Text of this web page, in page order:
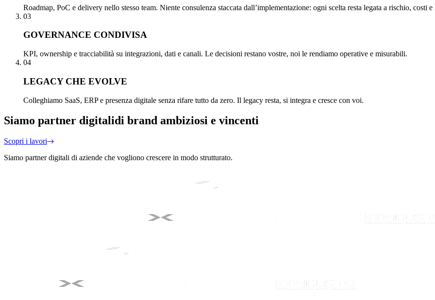
Roadmap, PoC e delivery nello stesso team. Niente consulenza staccata dall’implementazione: ogni scelta resta legata a rischio, costi
03
GOVERNANCE CONDIVISA
KPI, ownership e tracciabilità su integrazioni, dati e canali. Le decisioni restano vostre, noi le rendiamo operative e misurabili.
04
LEGACY CHE EVOLVE
Colleghiamo SaaS, ERP e presenza digitale senza rifare tutto da zero. Il legacy resta, si integra e cresce con voi.
Siamo partner digitalidi brand ambiziosi e vincenti
Scopri i lavori
Siamo partner digitali di aziende che vogliono crescere in modo strutturato.